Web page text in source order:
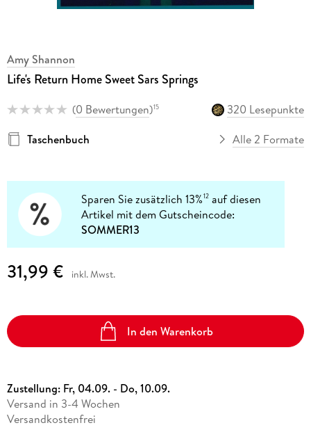
Amy Shannon
Life's Return Home Sweet Sars Springs
(0 Bewertungen)15
320 Lesepunkte
Taschenbuch
Alle 2 Formate
Sparen Sie zusätzlich 13%12 auf diesen
Artikel mit dem Gutscheincode:
SOMMER13
31,99 € inkl. Mwst.
In den Warenkorb
Zustellung: Fr, 04.09. - Do, 10.09.
Versand in 3-4 Wochen
Versandkostenfrei